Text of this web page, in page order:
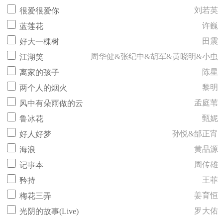
很爱很爱你
刘若英
蓝莲花
许巍
好大一棵树
田震
江湖笑
周华健&张纪中&胡军&黄晓明&小虫
离家的孩子
陈星
两个人的烟火
黎明
风中有朵雨做的云
孟庭苇
鲁冰花
甄妮
好人好梦
孙悦&邰正宵
海浪
黄品源
记事本
周传雄
矜持
王菲
梅花三弄
姜育恒
光阴的故事(Live)
罗大佑